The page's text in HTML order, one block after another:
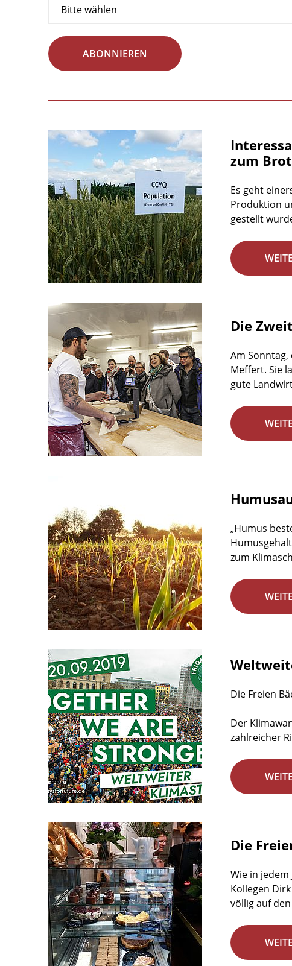
ABONNIEREN
zum Brot
Es geht
Produktion
gestellt
Die
Am
Meffert. Sie
gute
„Humus
zum
Die Freien
Der
zahlreicher
Die
Wie in
Kollegen
völlig auf